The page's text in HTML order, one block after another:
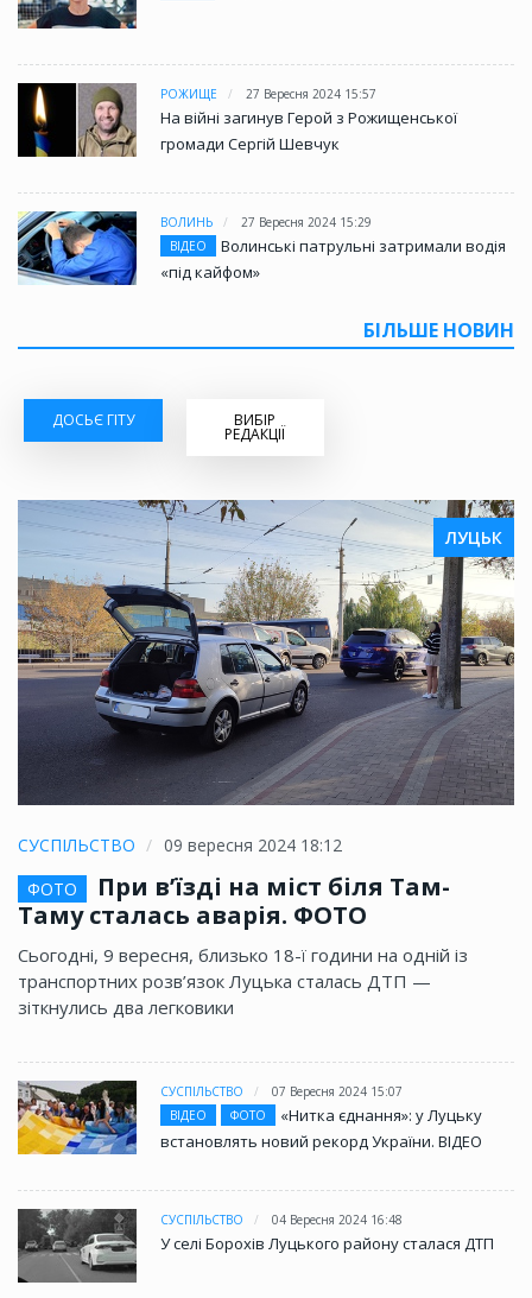
РОЖИЩЕ 27 Вересня 2024 15:57
На війні загинув Герой з Рожищенської
громади Сергій Шевчук
ВОЛИНЬ
27 Вересня 2024 15:29
ВІДЕО
Волинські патрульні затримали водія
«під кайфом»
БІЛЬШЕ НОВИН
ДОСЬЄ ГІТУ ВИБІР
РЕДАКЦІЇ
ЛУЦЬК
СУСПІЛЬСТВО
09 вересня 2024 18:12
ФОТО
При в’їзді на міст біля Там-
Таму сталась аварія. ФОТО
Сьогодні, 9 вересня, близько 18-ї години на одній із
транспортних розв’язок Луцька сталась ДТП —
зіткнулись два легковики
СУСПІЛЬСТВО
07 Вересня 2024 15:07
ВІДЕО
ФОТО
«Нитка єднання»: у Луцьку
встановлять новий рекорд України. ВІДЕО
СУСПІЛЬСТВО 04 Вересня 2024 16:48
У селі Борохів Луцького району сталася ДТП